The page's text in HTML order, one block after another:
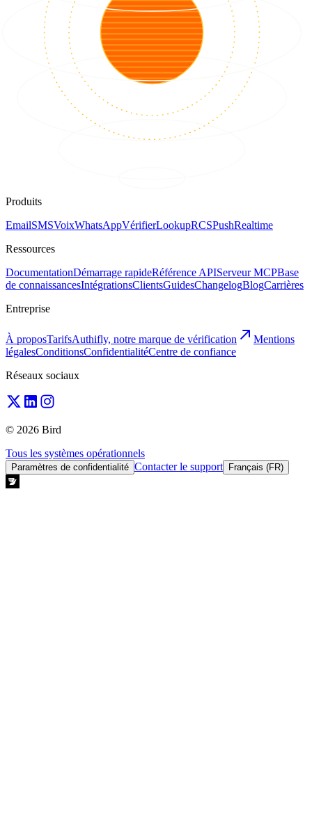
Produits
EmailSMSVoixWhatsAppVérifierLookupRCSPushRealtime
Ressources
DocumentationDémarrage rapideRéférence APIServeur MCPBase
de connaissancesIntégrationsClientsGuidesChangelogBlogCarrières
Entreprise
À proposTarifsAuthifly, notre marque de vérification
Mentions
légalesConditionsConfidentialitéCentre de confiance
Réseaux sociaux
© 2026 Bird
Tous les systèmes opérationnels
Paramètres de confidentialité Contacter le support Français (FR)